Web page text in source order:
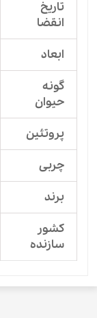
تاریخ
انقضا
ابعاد
گونه
حیوان
پروتئین
چربی
برند
کشور
سازنده